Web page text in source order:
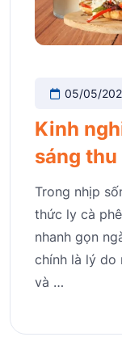
05/05/
Kinh
sáng
Trong nhịp
thức ly cà
nhanh gọn
chính là lý do
và …